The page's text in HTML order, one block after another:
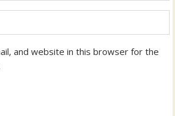
and website in this browser for the